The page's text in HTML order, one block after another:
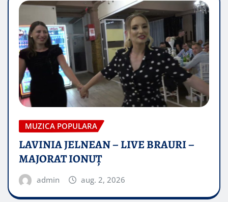
MUZICA POPULARA
LAVINIA JELNEAN – LIVE BRAURI –
MAJORAT IONUŢ
admin aug. 2, 2026